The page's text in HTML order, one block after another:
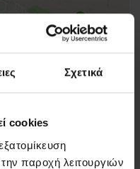
Σχετικά
cookies
παροχή λειτουργιών